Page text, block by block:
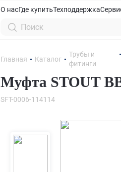
О насГде купитьТехподдержка
Главная Каталог
Трубы и
фитинги
Муфта STOUT
SFT-0006-114114